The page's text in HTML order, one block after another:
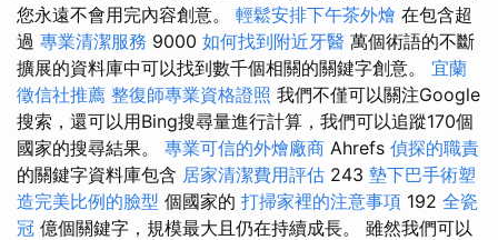
您永遠不會用完內容創意。 輕鬆安排下午茶外燴 在包含超
過 專業清潔服務 9000 如何找到附近牙醫 萬個術語的不斷
擴展的資料庫中可以找到數千個相關的關鍵字創意。 宜蘭
徵信社推薦 整復師專業資格證照 我們不僅可以關注Google
搜索，還可以用Bing搜尋量進行計算，我們可以追蹤170個
國家的搜尋結果。 專業可信的外燴廠商 Ahrefs 偵探的職責
的關鍵字資料庫包含 居家清潔費用評估 243 墊下巴手術塑
造完美比例的臉型 個國家的 打掃家裡的注意事項 192 全瓷
冠 億個關鍵字，規模最大且仍在持續成長。 雖然我們可以